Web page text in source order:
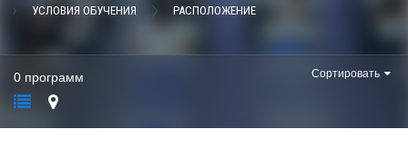
УСЛОВИЯ ОБУЧЕНИЯ РАСПОЛОЖЕНИЕ
0 программ Сортировать